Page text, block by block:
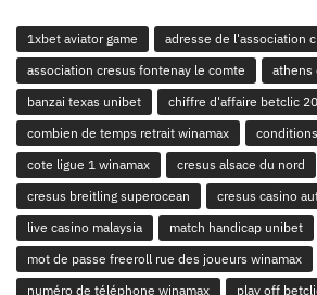
1xbet aviator game
adresse de l'association
association cresus fontenay le comte
athens
banzai texas unibet
chiffre d'affaire betclic
combien de temps retrait winamax
cote ligue 1 winamax
cresus alsace du nord
cresus breitling superocean
cresus casino
live casino malaysia
match handicap unibet
mot de passe freeroll rue des joueurs winamax
numéro de téléphone winamax
play off